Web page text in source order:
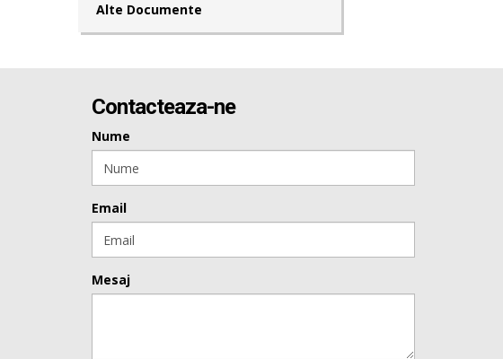
Alte Documente
Contacteaza-ne
Nume
Email
Mesaj